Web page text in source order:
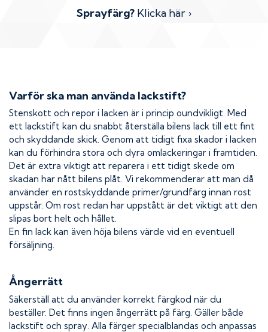
Sprayfärg? Klicka här ›
Varför ska man använda lackstift?
Stenskott och repor i lacken är i princip oundvikligt. Med
ett lackstift kan du snabbt återställa bilens lack till ett fint
och skyddande skick. Genom att tidigt fixa skador i lacken
kan du förhindra stora och dyra omlackeringar i framtiden.
Det är extra viktigt att reparera i ett tidigt skede om
skadan har nått bilens plåt. Vi rekommenderar att man då
använder en rostskyddande primer/grundfärg innan rost
uppstår. Om rost redan har uppstått är det viktigt att den
slipas bort helt och hållet.
En fin lack kan även höja bilens värde vid en eventuell
försäljning.
Ångerrätt
Säkerställ att du använder korrekt färgkod när du
beställer. Det finns ingen ångerrätt på färg. Gäller både
lackstift och spray. Alla färger specialblandas och anpassas